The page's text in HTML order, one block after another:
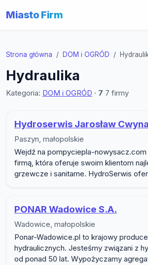
Miasto Firm
Strona główna DOM i OGRÓD
Hydraulika
Kategoria: DOM i OGRÓD · 7 7 firmy
Hydroserwis Jarosław
Paszyn, małopolskie
Wejdź na pompyciepla-nowysacz.com
firmą, która oferuje swoim klientom
grzewcze i sanitarne. HydroSerwis
PONAR Wadowice S.A.
Wadowice, małopolskie
Ponar-Wadowice.pl to krajowy
hydraulicznych. Jesteśmy związani z
od ponad 50 lat. Wypożyczamy